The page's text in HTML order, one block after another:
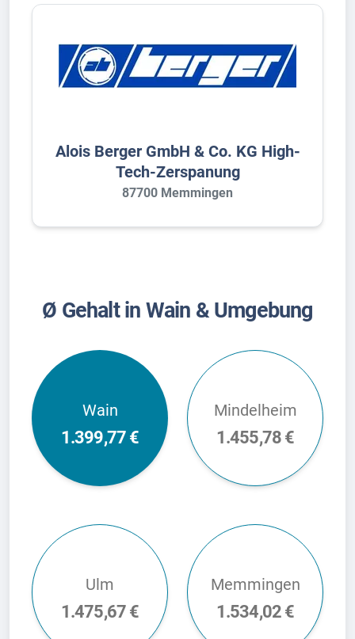
Alois Berger GmbH & Co. KG High-
Tech-Zerspanung
87700 Memmingen
Ø Gehalt in Wain & Umgebung
Wain
1.399,77 €
Mindelheim
1.455,78 €
Ulm
1.475,67 €
Memmingen
1.534,02 €